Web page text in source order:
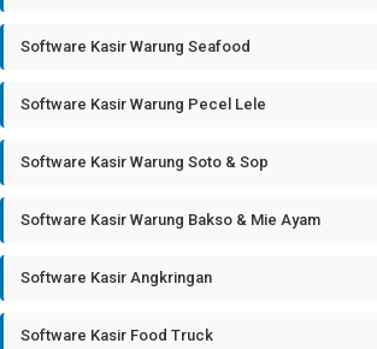
Software Kasir Warung Seafood
Software Kasir Warung Pecel Lele
Software Kasir Warung Soto & Sop
Software Kasir Warung Bakso & Mie Ayam
Software Kasir Angkringan
Software Kasir Food Truck